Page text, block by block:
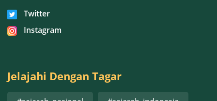
Twitter
Instagram
Jelajahi Dengan Tagar